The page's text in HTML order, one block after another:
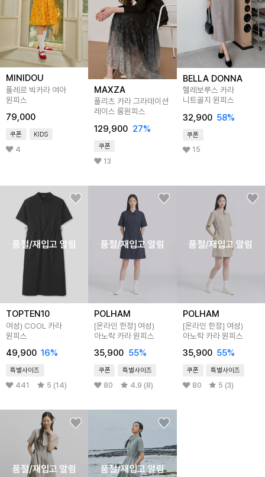
MINIDOU
플레르 빅카라 여아
원피스
79,000
쿠폰 KIDS
4
MAXZA
플리츠 카라 그라데이션
레이스 롱원피스
129,900 27%
쿠폰
13
BELLA DONNA
헬레보루스 카라
니트골지 원피스
32,900 58%
쿠폰
15
품절/재입고 알림
TOPTEN10
여성) COOL 카라
원피스
49,900 16%
특별사이즈
441 5 (14)
품절/재입고 알림
POLHAM
[온라인 한정] 여성)
아노락 카라 원피스
35,900 55%
쿠폰 특별사이즈
80 4.9 (8)
품절/재입고 알림
POLHAM
[온라인 한정] 여성)
아노락 카라 원피스
35,900 55%
쿠폰 특별사이즈
80 5 (3)
품절/재입고 알림 품절/재입고 알림